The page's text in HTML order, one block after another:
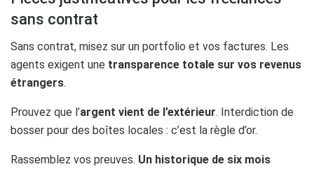
sans contrat
Sans contrat, misez sur un portfolio et vos factures. Les
agents exigent une transparence totale sur vos revenus
étrangers.
Prouvez que l’argent vient de l’extérieur. Interdiction de
bosser pour des boîtes locales : c’est la règle d’or.
Rassemblez vos preuves. Un historique de six mois